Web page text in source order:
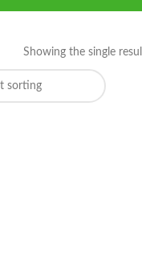
Showing the single